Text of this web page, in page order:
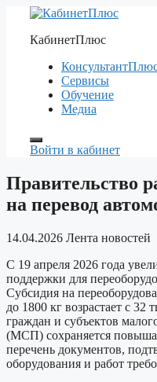
Перейти
содержимому
КабинетПлюс
Сервисы
Обучение
Медиа
Войти в кабинет
Правительство
на перевод
14.04.2026 Лента новостей
С 19 апреля 2026 года
поддержки для
Субсидия на
до 1800 кг возрастает с
граждан и субъектов
(МСП) сохраняется
перечень документов,
оборудования и работ